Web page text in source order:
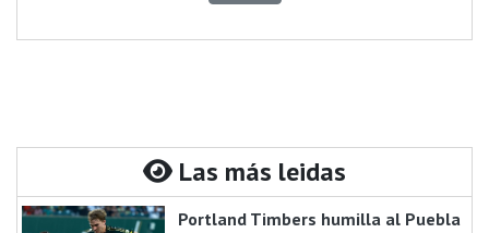
Las más leidas
Portland Timbers humilla al Puebla